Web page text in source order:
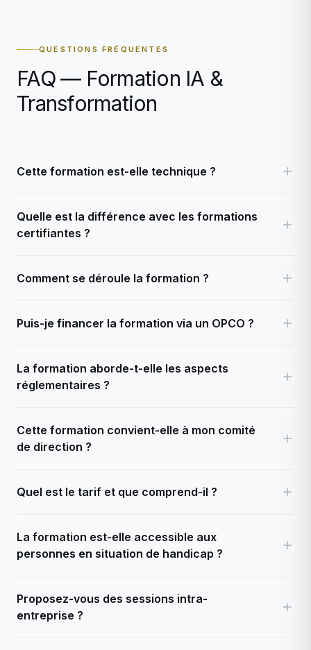
QUESTIONS FRÉQUENTES
FAQ — Formation IA &
Transformation
Cette formation est-elle technique ?
Quelle est la différence avec les formations
certifiantes ?
Comment se déroule la formation ?
Puis-je financer la formation via un OPCO ?
La formation aborde-t-elle les aspects
réglementaires ?
Cette formation convient-elle à mon comité
de direction ?
Quel est le tarif et que comprend-il ?
La formation est-elle accessible aux
personnes en situation de handicap ?
Proposez-vous des sessions intra-
entreprise ?